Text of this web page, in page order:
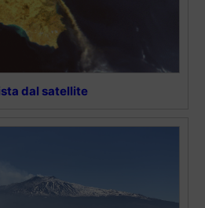
dal satellite